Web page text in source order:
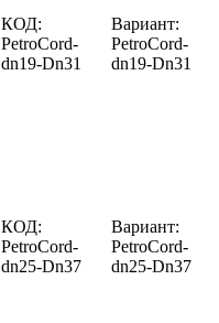
КОД:
PetroCord-
dn19-Dn31
Вариант:
PetroCord-
dn19-Dn31
КОД:
PetroCord-
dn25-Dn37
Вариант:
PetroCord-
dn25-Dn37